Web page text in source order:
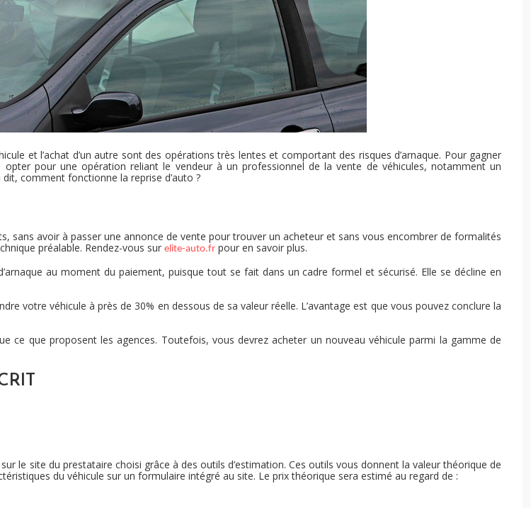
et l’achat d’un autre sont des opérations très lentes et comportant des risques d’arnaque. Pour gagner
pour une opération reliant le vendeur à un professionnel de la vente de véhicules, notamment un
comment fonctionne la reprise d’auto ?
sans avoir à passer une annonce de vente pour trouver un acheteur et sans vous encombrer de formalités
préalable. Rendez-vous sur elite-auto.fr pour en savoir plus.
au moment du paiement, puisque tout se fait dans un cadre formel et sécurisé. Elle se décline en
votre véhicule à près de 30% en dessous de sa valeur réelle. L’avantage est que vous pouvez conclure la
ce que proposent les agences. Toutefois, vous devrez acheter un nouveau véhicule parmi la gamme de
le site du prestataire choisi grâce à des outils d’estimation. Ces outils vous donnent la valeur théorique de
du véhicule sur un formulaire intégré au site. Le prix théorique sera estimé au regard de :